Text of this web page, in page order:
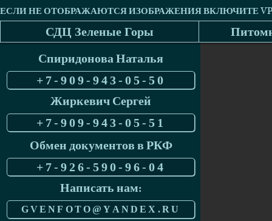
СДЦ Зеленые Горы
Спиридонова Наталья
+7-909-943-05-50
Жиркевич Сергей
+7-909-943-05-51
Обмен документов в РКФ
+7-926-590-96-04
Написать нам:
GVENFOTO@YANDEX.RU